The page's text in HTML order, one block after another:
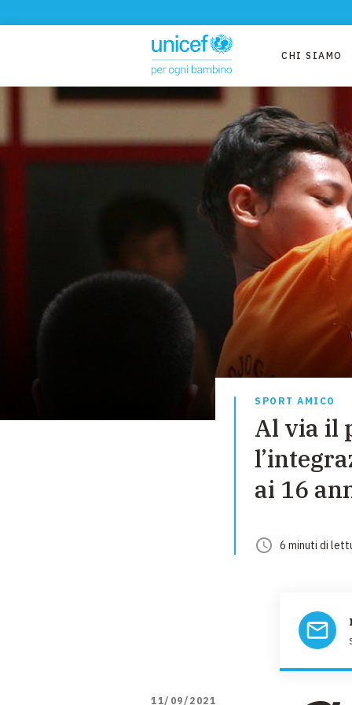
CHI SIAMO
SPORT AMICO
Al via il
ai 16
6 minuti di
11/09/2021